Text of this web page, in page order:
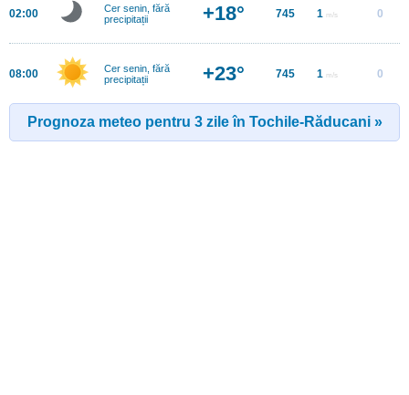
02:00
Cer senin, fără
precipitații
+18° 745 1 m/s 0
08:00
Cer senin, fără
precipitații
+23° 745 1 m/s 0
Prognoza meteo pentru 3 zile în Tochile-Răducani »